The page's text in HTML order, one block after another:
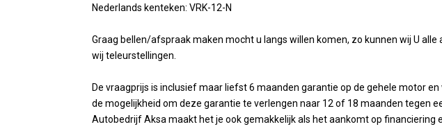
Nederlands kenteken: VRK-12-N
Graag bellen/afspraak maken mocht u langs willen komen, zo kunnen wij U
wij teleurstellingen.
De vraagprijs is inclusief maar liefst 6 maanden garantie op de gehele motor en
de mogelijkheid om deze garantie te verlengen naar 12 of 18 maanden tegen
Autobedrijf Aksa maakt het je ook gemakkelijk als het aankomt op financiering